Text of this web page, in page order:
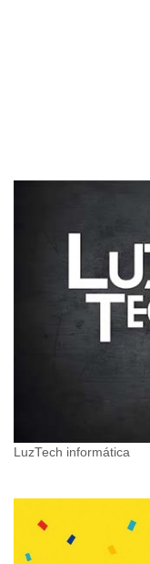
LuzTech informática